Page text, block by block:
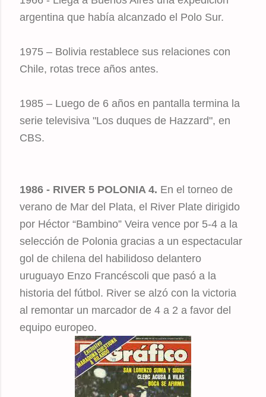
argentina que había alcanzado el Polo Sur.
1975 – Bolivia restablece sus relaciones con
Chile, rotas trece años antes.
1985 – Luego de 6 años en pantalla termina la
serie televisiva "Los duques de Hazzard", en
CBS.
1986 - RIVER 5 POLONIA 4. En el torneo de
verano de Mar del Plata, el River Plate dirigido
por Héctor “Bambino” Veira vence por 5-4 a la
selección de Polonia gracias a un espectacular
gol de chilena del habilidoso delantero
uruguayo Enzo Francéscoli que pasó a la
historia del fútbol. River se alzó con la victoria
al remontar un marcador de 4 a 2 a favor del
equipo europeo.